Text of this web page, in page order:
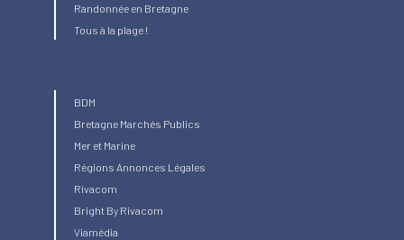
Randonnée en Bretagne
Tous à la plage !
BDM
Bretagne Marchés Publics
Mer et Marine
Régions Annonces Légales
Rivacom
Bright By Rivacom
Viamédia